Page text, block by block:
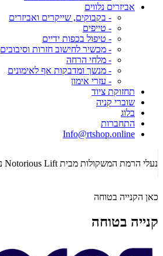
אביזרים נלווים
- בקבוקים, שייקרים ואביזרים
- טייפים
- טיפול בכפות ידיים
- מכשיר לחישוב חזרות וסיבובים
- מלחי הרחה
- מנשך ומדבקות אף לאימונים
- עזרי אימון
תחזוקת ציוד
שוברי קניה
בלוג
התחברות
Info@rtshop.online
נעלי הרמת המשקולות מבית Notorious Lift נחתו בארץ
כאן הקנייה בטוחה
קנייה בטוחה